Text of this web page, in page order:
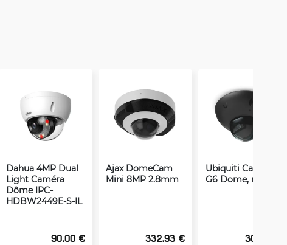
Dahua 4MP Dual
Light Caméra
Dôme IPC-
HDBW2449E-S-IL
90.00 €
Ajax DomeCam
Mini 8MP 2.8mm
332.93 €
Ubiquiti Camera
G6 Dome, noir
303.79 €